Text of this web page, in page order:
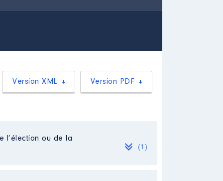
Version PDF
Version XML
l’élection ou de la
(1)